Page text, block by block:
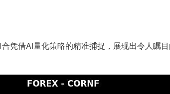
凭借AI量化策略的精准捕捉，展现出令人瞩